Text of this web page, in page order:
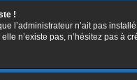
!
l’administrateur n’ait pas
n’existe pas, n’hésitez pas à